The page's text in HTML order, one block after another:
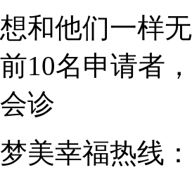
想和他们一样
前10名申请者
会诊
梦美幸福热线